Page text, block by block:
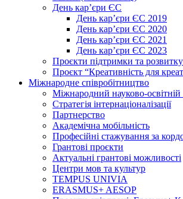
День кар’єри ЄС
День кар’єри ЄС 2019
День кар’єри ЄС 2020
День кар’єри ЄС 2021
День кар’єри ЄС 2023
Проєкти підтримки та
Проєкт “Креативність для
Міжнародне співробітництво
Міжнародний науково-освітній
Стратегія інтернаціоналізації
Партнерство
Академічна мобільність
Професійні стажування за
Грантові проєкти
Актуальні грантові можливості
Центри мов та культур
TEMPUS UNIVIA
ERASMUS+ AESOP